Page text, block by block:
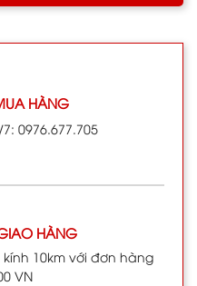
HÀNG
0976.677.705
HÀNG
kính 10km với đơn hàng
VN